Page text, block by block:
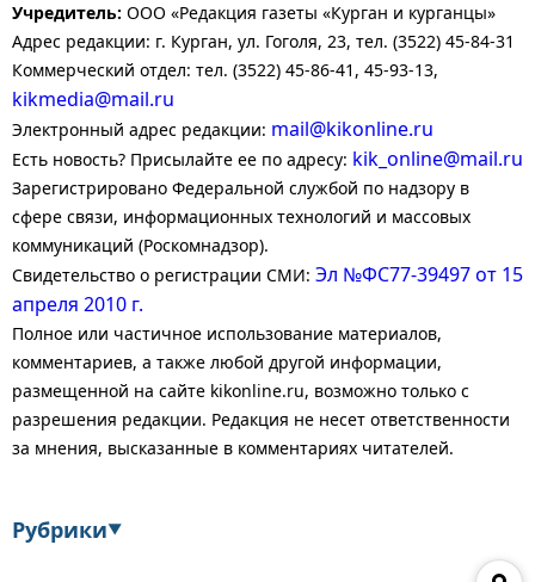
Учредитель: ООО «Редакция газеты «Курган и курганцы»
Адрес редакции: г. Курган, ул. Гоголя, 23, тел. (3522) 45-84-31
Коммерческий отдел: тел. (3522) 45-86-41, 45-93-13,
kikmedia@mail.ru
Электронный адрес редакции: mail@kikonline.ru
Есть новость? Присылайте ее по адресу: kik_online@mail.ru
Зарегистрировано Федеральной службой по надзору в
сфере связи, информационных технологий и массовых
коммуникаций (Роскомнадзор).
Свидетельство о регистрации СМИ: Эл №ФС77-39497 от 15
апреля 2010 г.
Полное или частичное использование материалов,
комментариев, а также любой другой информации,
размещенной на сайте kikonline.ru, возможно только с
разрешения редакции. Редакция не несет ответственности
за мнения, высказанные в комментариях читателей.
Рубрики▼